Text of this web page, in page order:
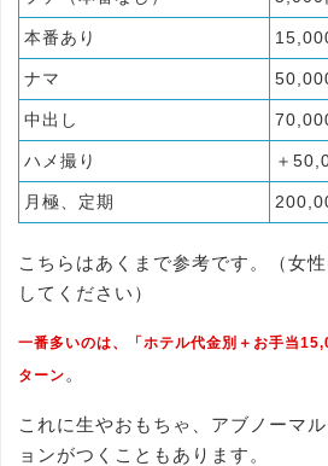
本番あり
ナマ
中出し
ハメ撮り ＋
月極、定期
こちらはあくまで参考です。（女
してください）
一番多いのは、「ホテル代金別＋お手当
ターン 。
これに生やおもちゃ、アブノーマ
ョンがつくこともあります。